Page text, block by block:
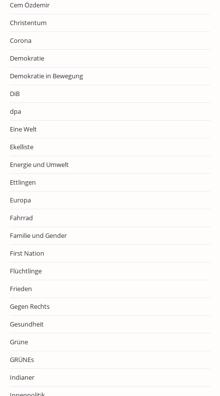
Cem Özdemir
Christentum
Corona
Demokratie
Demokratie in Bewegung
DiB
dpa
Eine Welt
Ekelliste
Energie und Umwelt
Ettlingen
Europa
Fahrrad
Familie und Gender
First Nation
Flüchtlinge
Frieden
Gegen Rechts
Gesundheit
Grüne
GRÜNEs
Indianer